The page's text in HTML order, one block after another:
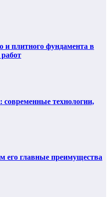
и плитного фундамента в
современные технологии,
его главные преимущества